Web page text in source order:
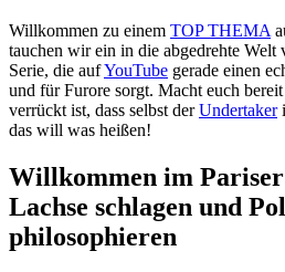
Willkommen zu einem TOP THEMA
tauchen wir ein in die abgedrehte Welt
Serie, die aufYouTube gerade einen
und für Furore sorgt. Macht euch
verrückt ist, dass selbst derUndertaker
das will was heißen!
Willkommen im
Lachse schlagen und
philosophieren